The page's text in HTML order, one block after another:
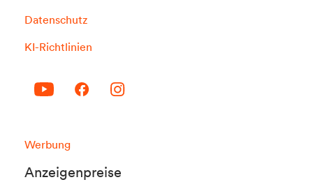
Datenschutz
KI-Richtlinien
Werbung
Anzeigenpreise